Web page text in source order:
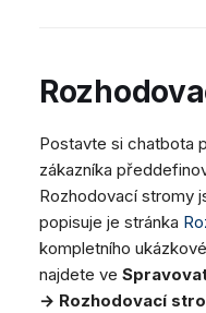
Postavte si chatbota
zákazníka
Rozhodovací stromy
popisuje je stránka
kompletního
najdete ve
→ Rozhodovací